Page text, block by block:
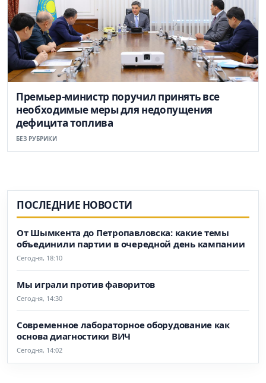
Премьер-министр поручил принять все
необходимые меры для недопущения
дефицита топлива
БЕЗ РУБРИКИ
ПОСЛЕДНИЕ НОВОСТИ
От Шымкента до Петропавловска: какие темы
объединили партии в очередной день кампании
Сегодня, 18:10
Мы играли против фаворитов
Сегодня, 14:30
Современное лабораторное оборудование как
основа диагностики ВИЧ
Сегодня, 14:02